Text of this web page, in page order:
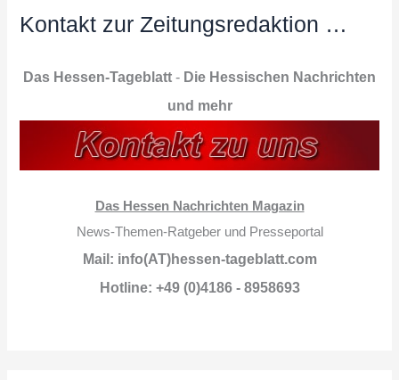
Kontakt zur Zeitungsredaktion …
Das Hessen-Tageblatt - Die Hessischen Nachrichten
und mehr
Das Hessen Nachrichten Magazin
News-Themen-Ratgeber und Presseportal
Mail: info(AT)hessen-tageblatt.com
Hotline: +49 (0)4186 - 8958693